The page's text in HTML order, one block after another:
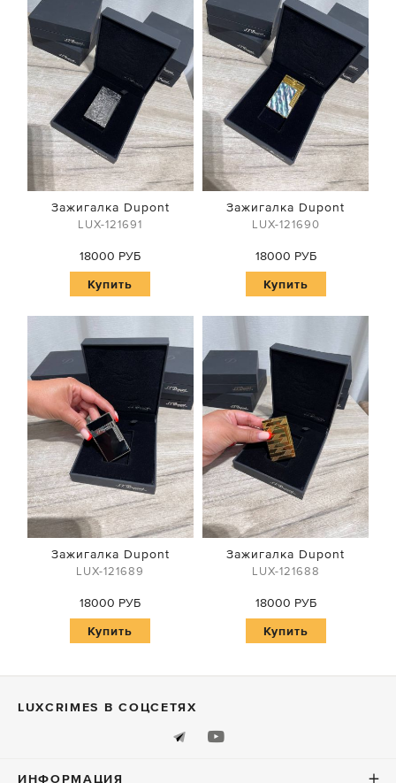
Зажигалка Dupont
LUX-121691
18000 РУБ
Купить
Зажигалка Dupont
LUX-121690
18000 РУБ
Купить
Зажигалка Dupont
LUX-121689
18000 РУБ
Купить
Зажигалка Dupont
LUX-121688
18000 РУБ
Купить
LUXСRIMES В СОЦСЕТЯХ
ИНФОРМАЦИЯ